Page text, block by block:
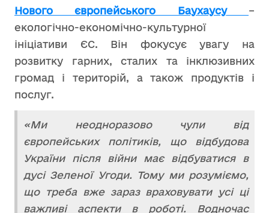
Нового європейського Баухаусу
–
екологічно-економічно-культурної
ініціативи ЄС. Він фокусує увагу на
розвитку гарних, сталих та інклюзивних
громад і територій, а також продуктів і
послуг.
«Ми неодноразово чули від
європейських політиків, що відбудова
України після війни має відбуватися в
дусі Зеленої Угоди. Тому ми розуміємо,
що треба вже зараз враховувати усі ці
важливі аспекти в роботі. Водночас